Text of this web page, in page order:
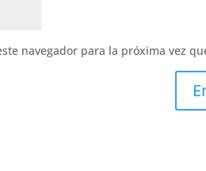
navegador para la próxima vez